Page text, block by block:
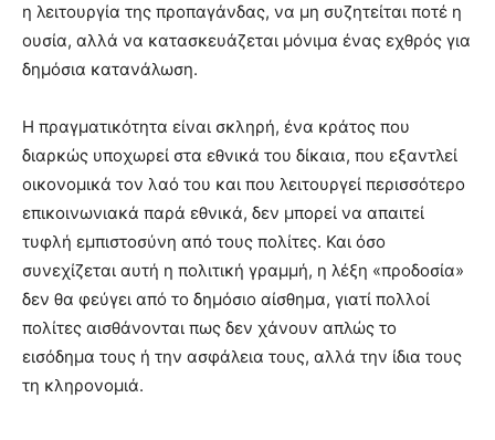
η λειτουργία της προπαγάνδας, να μη συζητείται ποτέ η
ουσία, αλλά να κατασκευάζεται μόνιμα ένας εχθρός για
δημόσια κατανάλωση.
Η πραγματικότητα είναι σκληρή, ένα κράτος που
διαρκώς υποχωρεί στα εθνικά του δίκαια, που εξαντλεί
οικονομικά τον λαό του και που λειτουργεί περισσότερο
επικοινωνιακά παρά εθνικά, δεν μπορεί να απαιτεί
τυφλή εμπιστοσύνη από τους πολίτες. Και όσο
συνεχίζεται αυτή η πολιτική γραμμή, η λέξη «προδοσία»
δεν θα φεύγει από το δημόσιο αίσθημα, γιατί πολλοί
πολίτες αισθάνονται πως δεν χάνουν απλώς το
εισόδημα τους ή την ασφάλεια τους, αλλά την ίδια τους
τη κληρονομιά.